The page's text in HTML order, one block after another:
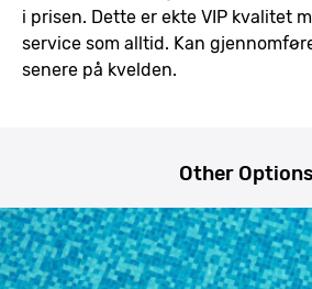
i prisen. Dette er ekte VIP kvalitet
service som alltid. Kan
senere på kvelden.
Other Options